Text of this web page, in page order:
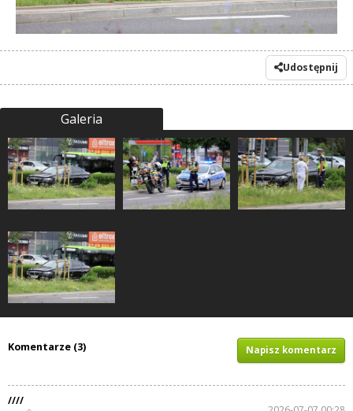
Udostępnij
Galeria
Komentarze (3) Napisz komentarz
////